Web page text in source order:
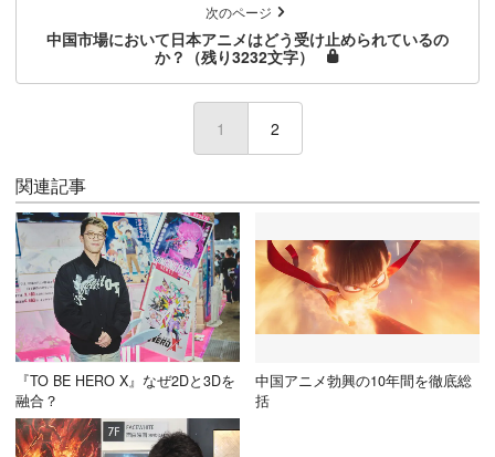
次のページ
中国市場において日本アニメはどう受け止められているの
か？（残り3232文字）
1 (current)
2
関連記事
『TO BE HERO X』なぜ2Dと3Dを
融合？
中国アニメ勃興の10年間を徹底総
括